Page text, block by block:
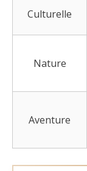
Culturelle
Nature
Aventure